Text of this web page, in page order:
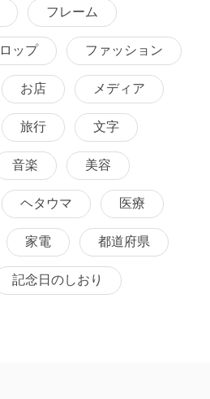
フレーム
ップ ファッション
お店 メディア
旅行 文字
音楽 美容
ヘタウマ 医療
家電 都道府県
記念日のしおり